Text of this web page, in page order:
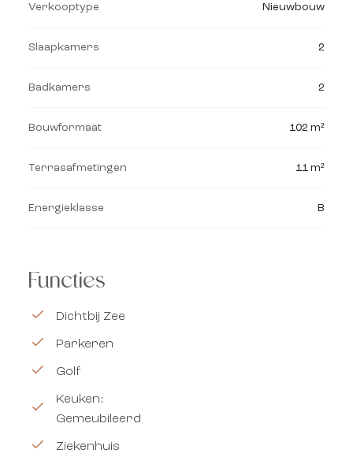
Verkooptype Nieuwbouw
Slaapkamers 2
Badkamers 2
Bouwformaat 102 m²
Terrasafmetingen 11 m²
Energieklasse B
Functies
Dichtbij Zee
Parkeren
Golf
Keuken:
Gemeubileerd
Ziekenhuis